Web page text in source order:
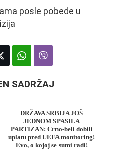
posle pobede u
SADRŽAJ
DRŽAVA SRBIJA JOŠ
JEDNOM SPASILA
PARTIZAN: Crno-beli dobili
uplatu pred UEFA monitoring!
Evo, o kojoj se sumi radi!